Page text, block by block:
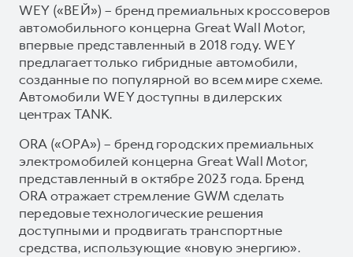
WEY («ВЕЙ») – бренд премиальных кроссоверов
автомобильного концерна Great Wall Motor,
впервые представленный в 2018 году. WEY
предлагает только гибридные автомобили,
созданные по популярной во всем мире схеме.
Автомобили WEY доступны в дилерских
центрах TANK.
ORA («ОРА») – бренд городских премиальных
электромобилей концерна Great Wall Motor,
представленный в октябре 2023 года. Бренд
ORA отражает стремление GWM сделать
передовые технологические решения
доступными и продвигать транспортные
средства, использующие «новую энергию».